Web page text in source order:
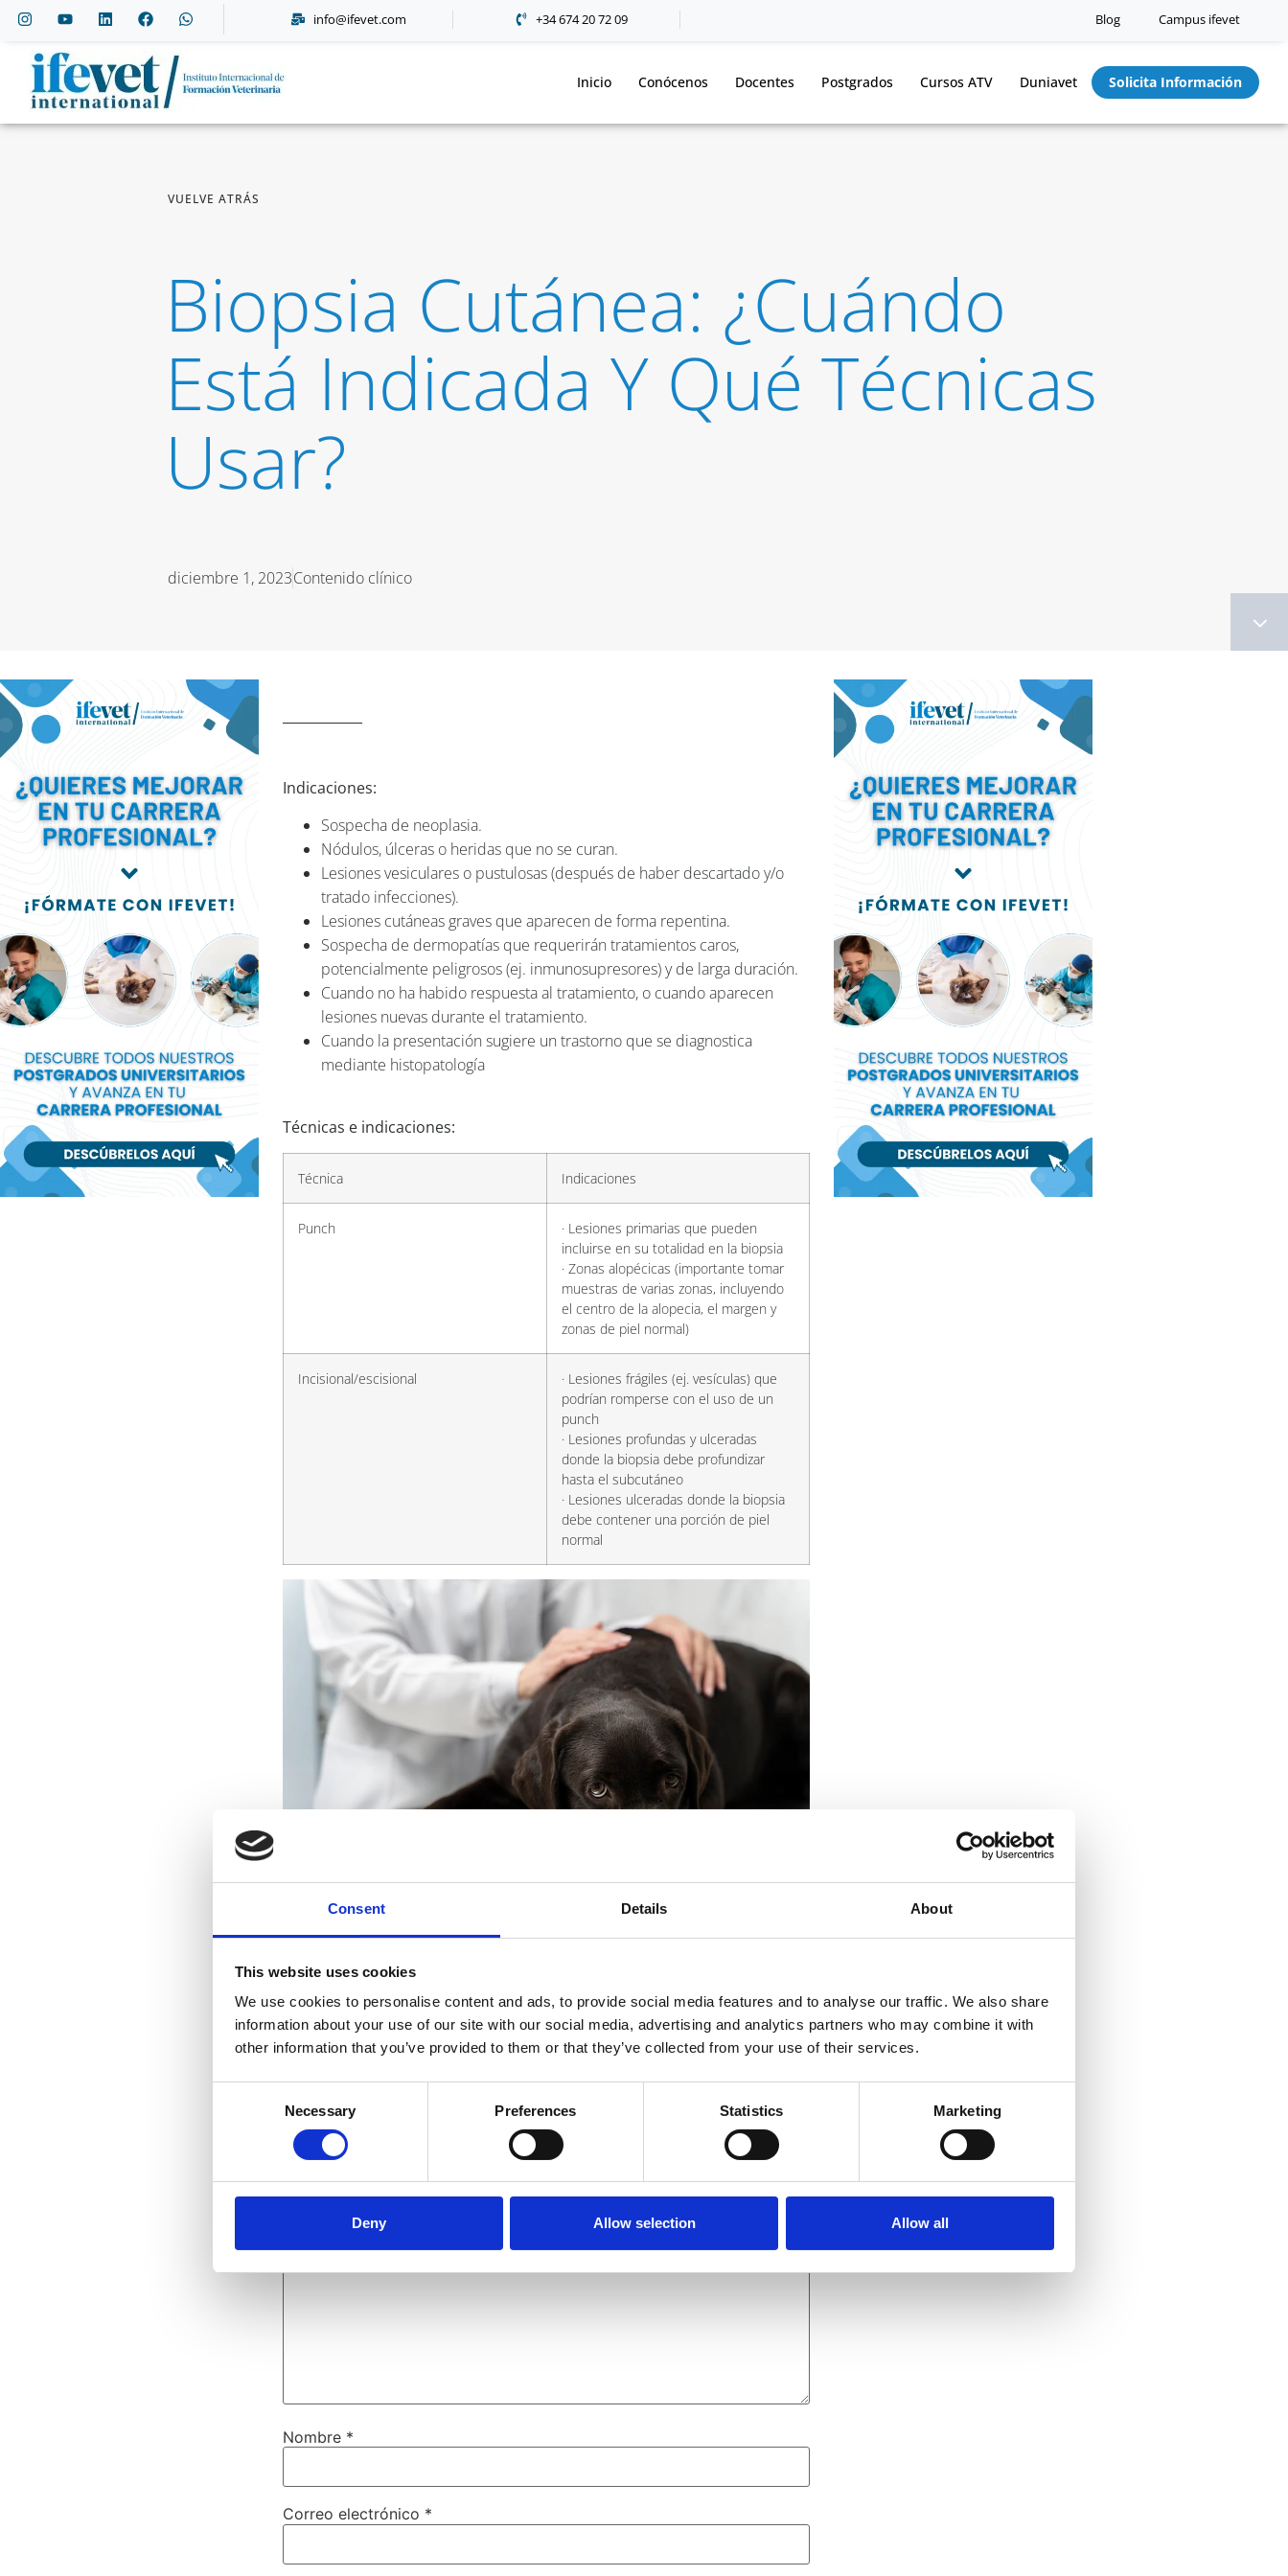
Consent Details About
This website uses cookies
We use cookies to personalise content and ads, to provide social media features and to analyse our traffic. We also share
information about your use of our site with our social media, advertising and analytics partners who may combine it with
other information that you’ve provided to them or that they’ve collected from your use of their services.
Necessary Preferences Statistics Marketing
Deny Allow selection Allow all
info@ifevet.com +34 674 20 72 09 Blog Campus ifevet
Inicio Conócenos Docentes Postgrados Cursos ATV Duniavet Solicita Información
VUELVE ATRÁS
Biopsia Cutánea: ¿cuándo
Está Indicada Y Qué Técnicas
Usar?
diciembre 1, 2023Contenido clínico
Indicaciones:
Sospecha de neoplasia.
Nódulos, úlceras o heridas que no se curan.
Lesiones vesiculares o pustulosas (después de haber descartado y/o
tratado infecciones).
Lesiones cutáneas graves que aparecen de forma repentina.
Sospecha de dermopatías que requerirán tratamientos caros,
potencialmente peligrosos (ej. inmunosupresores) y de larga duración.
Cuando no ha habido respuesta al tratamiento, o cuando aparecen
lesiones nuevas durante el tratamiento.
Cuando la presentación sugiere un trastorno que se diagnostica
mediante histopatología
Técnicas e indicaciones:
Técnica Indicaciones
Punch
· Lesiones primarias que pueden
incluirse en su totalidad en la biopsia
· Zonas alopécicas (importante tomar
muestras de varias zonas, incluyendo
el centro de la alopecia, el margen y
zonas de piel normal)
Incisional/escisional
· Lesiones frágiles (ej. vesículas) que
podrían romperse con el uso de un
punch
· Lesiones profundas y ulceradas
donde la biopsia debe profundizar
hasta el subcutáneo
· Lesiones ulceradas donde la biopsia
debe contener una porción de piel
normal
Deja una respuesta
Tu dirección de correo electrónico no será publicada.
Los campos
obligatorios están marcados con*
Comentario*
Nombre *
Correo electrónico *